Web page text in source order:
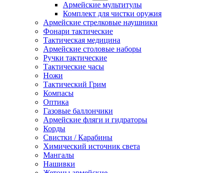
Армейские мультитулы
Комплект для чистки оружия
Армейские стрелковые наушники
Фонари тактические
Тактическая медицина
Армейские столовые наборы
Ручки тактические
Тактические часы
Ножи
Тактический Грим
Компасы
Оптика
Газовые баллончики
Армейские фляги и гидраторы
Корды
Свистки / Карабины
Химический источник света
Мангалы
Нашивки